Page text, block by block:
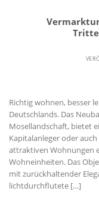
Richtig wohnen, besser
Deutschlands. Das
Mosellandschaft, bietet
Kapitalanleger oder
attraktiven Wohnungen
Wohneinheiten. Das
mit zurückhaltender
lichtdurchflutete […]